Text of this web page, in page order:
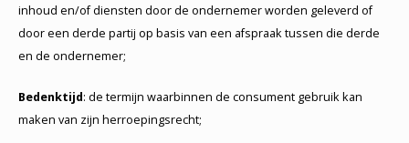
inhoud en/of diensten door de ondernemer worden geleverd of
door een derde partij op basis van een afspraak tussen die derde
en de ondernemer;
Bedenktijd: de termijn waarbinnen de consument gebruik kan
maken van zijn herroepingsrecht;